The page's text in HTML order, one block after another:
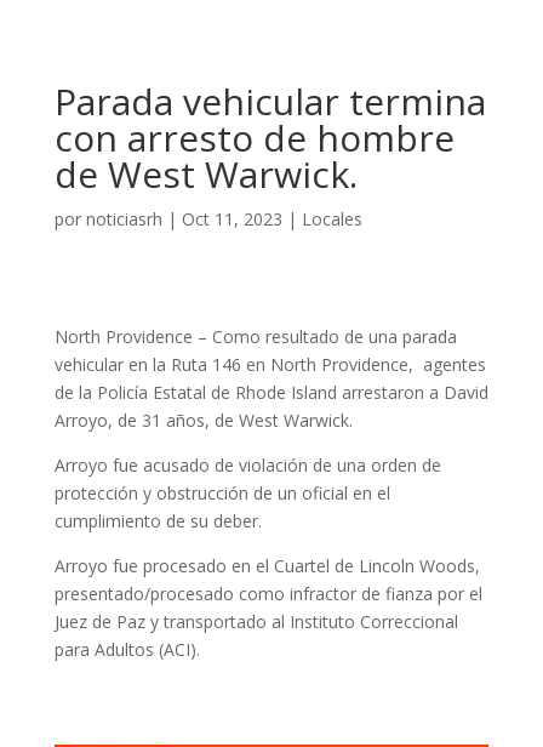
Parada vehicular termina
con arresto de hombre
de West Warwick.
por noticiasrh | Oct 11, 2023 | Locales
North Providence – Como resultado de una parada
vehicular en la Ruta 146 en North Providence, agentes
de la Policía Estatal de Rhode Island arrestaron a David
Arroyo, de 31 años, de West Warwick.
Arroyo fue acusado de violación de una orden de
protección y obstrucción de un oficial en el
cumplimiento de su deber.
Arroyo fue procesado en el Cuartel de Lincoln Woods,
presentado/procesado como infractor de fianza por el
Juez de Paz y transportado al Instituto Correccional
para Adultos (ACI).